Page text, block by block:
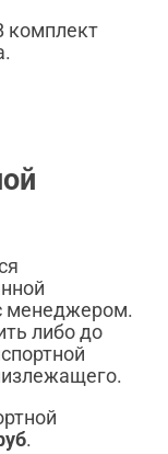
комплект
менеджером.
либо до
.